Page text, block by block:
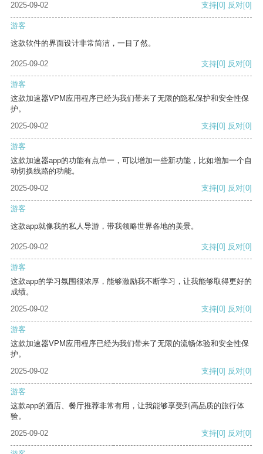
2025-09-02
支持[0] 反对[0]
游客
这款软件的界面设计非常简洁，一目了然。
2025-09-02 支持[0] 反对[0]
游客
这款加速器VPM应用程序已经为我们带来了无限的隐私保护和安全性保
护。
2025-09-02
支持[0] 反对[0]
游客
这款加速器app的功能有点单一，可以增加一些新功能，比如增加一个自
动切换线路的功能。
2025-09-02
支持[0] 反对[0]
游客
这款app就像我的私人导游，带我领略世界各地的美景。
2025-09-02 支持[0] 反对[0]
游客
这款app的学习氛围很浓厚，能够激励我不断学习，让我能够取得更好的
成绩。
2025-09-02
支持[0] 反对[0]
游客
这款加速器VPM应用程序已经为我们带来了无限的流畅体验和安全性保
护。
2025-09-02
支持[0] 反对[0]
游客
这款app的酒店、餐厅推荐非常有用，让我能够享受到高品质的旅行体
验。
2025-09-02
支持[0] 反对[0]